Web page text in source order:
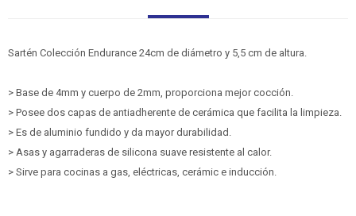
Sartén Colección Endurance 24cm de diámetro y 5,5 cm de altura.
> Base de 4mm y cuerpo de 2mm, proporciona mejor cocción.
> Posee dos capas de antiadherente de cerámica que facilita la limpieza.
> Es de aluminio fundido y da mayor durabilidad.
> Asas y agarraderas de silicona suave resistente al calor.
> Sirve para cocinas a gas, eléctricas, cerámic e inducción.